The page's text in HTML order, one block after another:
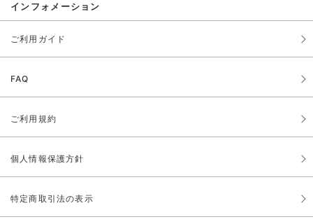
インフォメーション
ご利用ガイド
FAQ
ご利用規約
個人情報保護方針
特定商取引法の表示